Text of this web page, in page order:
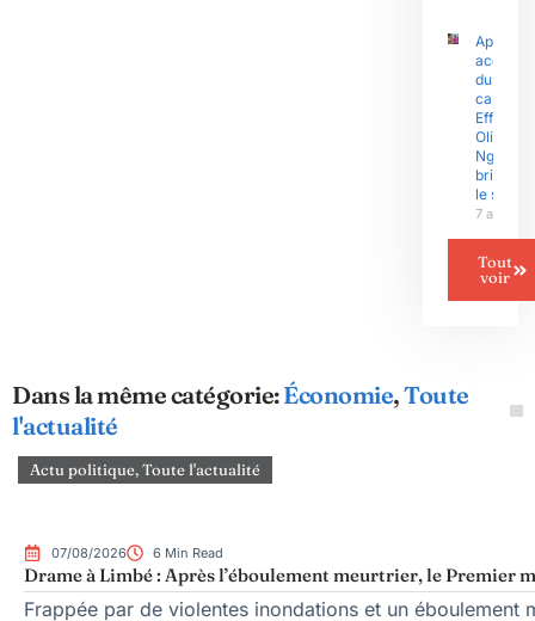
Après
du
Olive
Ngobo
brise
le
7 août
Tout
voir
Dans la même catégorie:Économie,Toute
l'actualité
Actu politique,Toute l'actualité
07/08/2026 6 Min Read
Drame à Limbé : Après l’éboulement meurtrier, le Premier
Frappée par de violentes inondations et un